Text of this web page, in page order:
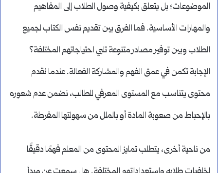
الموضوعات؛ بل يتعلق بكيفية وصول الطلاب إلى المفاهيم
والمهارات الأساسية. فما الفرق بين تقديم نفس الكتاب لجميع
الطلاب وبين توفير مصادر متنوعة تلبي احتياجاتهم المختلفة؟
الإجابة تكمن في عمق الفهم والمشاركة الفعالة. عندما نقدم
محتوى يتناسب مع المستوى المعرفي للطالب، نضمن عدم شعوره
بالإحباط من صعوبة المادة أو بالملل من سهولتها المفرطة.
من ناحية أخرى، يتطلب تمايز المحتوى من المعلم فهمًا دقيقًا